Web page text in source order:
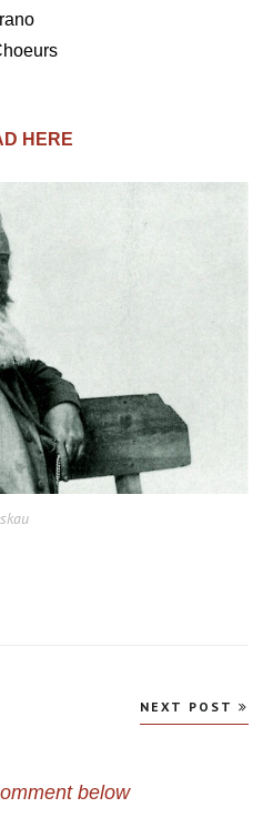
HERE
NEXT POST
below